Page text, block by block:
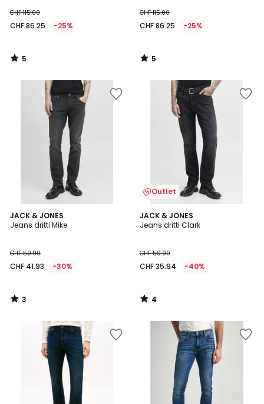
CHF 115.00
CHF 86.25 -25%
5
/
CHF 115.00
CHF 86.25 -25%
5
/
JACK & JONES
Jeans dritti Mike
CHF 59.90
CHF 41.93 -30%
3
/
3
/
Outlet
JACK & JONES
Jeans dritti Clark
CHF 59.90
CHF 35.94 -40%
4
/
4
/